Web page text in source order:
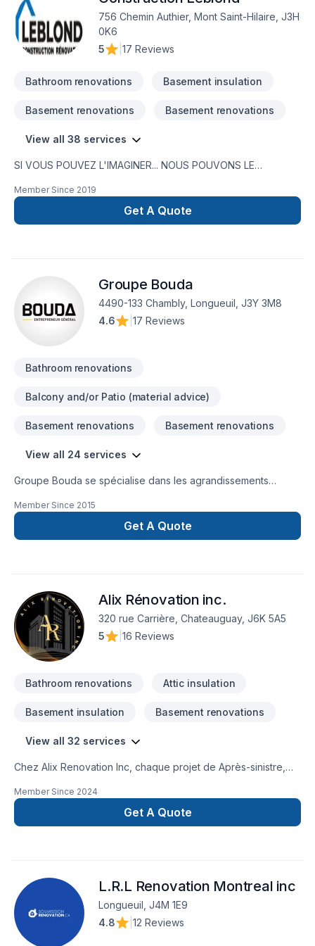
756 Chemin Authier, Mont Saint-Hilaire, J3H
0K6
5
17 Reviews
Bathroom renovations Basement insulation
Basement renovations Basement renovations
View all 38 services
SI VOUS POUVEZ L'IMAGINER... NOUS POUVONS LE
plus de 30 ans. Forts de cette expérience nous pouvons
vous aider à mener à bien vos projets.Voyez certaines de
nos réalisations au www.leblond.pro .Au plaisir de vous
Member Since 2019
Get A Quote
Groupe Bouda
4490-133 Chambly, Longueuil, J3Y 3M8
4.6
17 Reviews
Bathroom renovations
Balcony and/or Patio (material advice)
Basement renovations Basement renovations
View all 24 services
Groupe Bouda se spécialise dans les agrandissements
projets clé en main.Notre équipe prend en charge chaque
étape : conception, gestion, coordination et exécution des
travaux.Nous offrons un service structuré, professionnel et
Member Since 2015
Get A Quote
Alix Rénovation inc.
320 rue Carrière, Chateauguay, J6K 5A5
5
16 Reviews
Bathroom renovations Attic insulation
Basement insulation Basement renovations
View all 32 services
Chez Alix Renovation Inc, chaque projet de Après-sinistre,
commercial, Escalier et rampe, Gypse, Peinture, Pierres
naturelles, Plancher, Rénovation générale, Salle de bain,
Sous-sol, Tapis, Teinture de plancher est l'occasion de
des relations de confiance avec nos clients. Nous sommes
impatients de collaborer avec vous pour concrétiser votre
projet.
Member Since 2024
Get A Quote
L.R.L Renovation Montreal inc
Longueuil, J4M 1E9
4.8
12 Reviews